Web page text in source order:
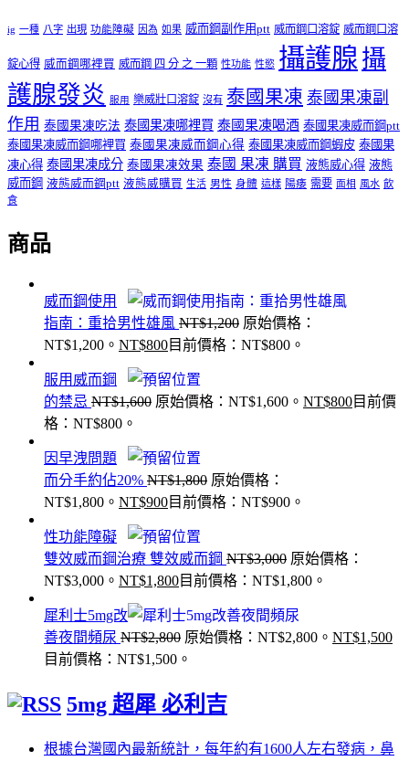
ig 一種 八字 出現 功能障礙 因為 如果 威而鋼副作用ptt 威而鋼口溶錠 威而鋼口溶
錠心得 威而鋼哪裡買 威而鋼 四 分 之 一顆 性功能 性慾 攝護腺 攝
護腺發炎
服用 樂威壯口溶錠 沒有 泰國果凍 泰國果凍副
作用 泰國果凍吃法 泰國果凍哪裡買 泰國果凍喝酒 泰國果凍威而鋼ptt
泰國果凍威而鋼哪裡買 泰國果凍威而鋼心得 泰國果凍威而鋼蝦皮 泰國果
凍心得 泰國果凍成分 泰國果凍效果 泰國 果凍 購買 液態威心得 液態
威而鋼 液態威而鋼ptt 液態威購買 生活 男性 身體 這樣 陽痿 需要 面相 風水 飲
食
商品
威而鋼使用
指南：重拾男性雄風 NT$1,200 原始價格：
NT$1,200。 NT$800目前價格：NT$800。
服用威而鋼
的禁忌 NT$1,600 原始價格：NT$1,600。 NT$800目前價
格：NT$800。
因早洩問題
而分手約佔20% NT$1,800 原始價格：
NT$1,800。 NT$900目前價格：NT$900。
性功能障礙
雙效威而鋼治療 雙效威而鋼 NT$3,000 原始價格：
NT$3,000。 NT$1,800目前價格：NT$1,800。
犀利士5mg改
善夜間頻尿 NT$2,800 原始價格：NT$2,800。 NT$1,500
目前價格：NT$1,500。
5mg 超犀 必利吉
根據台灣國內最新統計，每年約有1600人左右發病，鼻